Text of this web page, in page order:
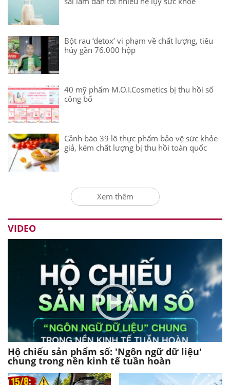
Bột rau ‘detox’ vi phạm về chất lượng, tiêu
hủy gần 76.000 hộp
40 mỹ phẩm M.O.I.Cosmetics bị thu hồi số
công bố
Cảnh báo 39 lô thực phẩm bảo vệ sức khỏe
giả, kém chất lượng bị thu hồi toàn quốc
Xem thêm
VIDEO
Hộ chiếu sản phẩm số: 'Ngôn ngữ dữ liệu'
chung trong nền kinh tế tuần hoàn